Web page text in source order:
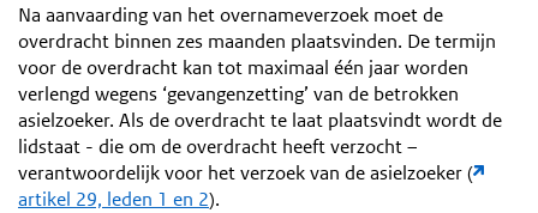
Na aanvaarding van het overnameverzoek moet de
overdracht binnen zes maanden plaatsvinden. De termijn
voor de overdracht kan tot maximaal één jaar worden
verlengd wegens ‘gevangenzetting’ van de betrokken
asielzoeker. Als de overdracht te laat plaatsvindt wordt de
lidstaat - die om de overdracht heeft verzocht –
verantwoordelijk voor het verzoek van de asielzoeker (
artikel 29, leden 1 en 2).